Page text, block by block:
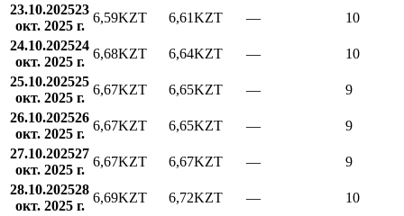
23.10.202523
окт. 2025 г.
6,59KZT 6,61KZT —
10
24.10.202524
окт. 2025 г.
6,68KZT 6,64KZT —
10
25.10.202525
окт. 2025 г.
6,67KZT 6,65KZT —
9
26.10.202526
окт. 2025 г.
6,67KZT 6,65KZT —
9
27.10.202527
окт. 2025 г.
6,67KZT 6,67KZT —
9
28.10.202528
окт. 2025 г.
6,69KZT 6,72KZT —
10